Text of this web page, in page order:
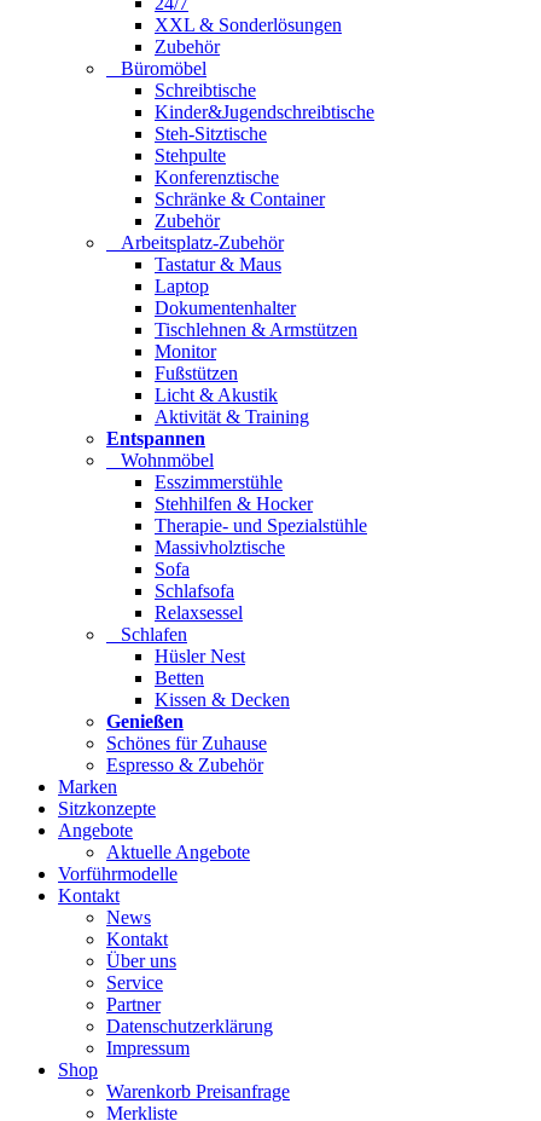
XXL & Sonderlösungen
Zubehör
Büromöbel
Schreibtische
Kinder&Jugendschreibtische
Steh-Sitztische
Stehpulte
Konferenztische
Schränke & Container
Zubehör
Arbeitsplatz-Zubehör
Tastatur & Maus
Laptop
Dokumentenhalter
Tischlehnen & Armstützen
Monitor
Fußstützen
Licht & Akustik
Aktivität & Training
Entspannen
Wohnmöbel
Esszimmerstühle
Stehhilfen & Hocker
Therapie- und Spezialstühle
Massivholztische
Sofa
Schlafsofa
Relaxsessel
Schlafen
Hüsler Nest
Betten
Kissen & Decken
Genießen
Schönes für Zuhause
Espresso & Zubehör
Marken
Sitzkonzepte
Angebote
Aktuelle Angebote
Vorführmodelle
Kontakt
News
Kontakt
Über uns
Service
Partner
Datenschutzerklärung
Impressum
Shop
Warenkorb Preisanfrage
Merkliste